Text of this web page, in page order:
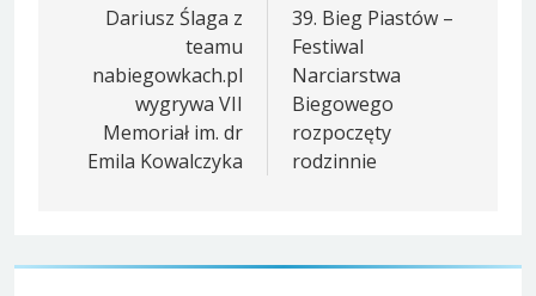
wpisu
Dariusz Ślaga z
teamu
nabiegowkach.pl
wygrywa VII
Memoriał im. dr
Emila Kowalczyka
39. Bieg Piastów –
Festiwal
Narciarstwa
Biegowego
rozpoczęty
rodzinnie